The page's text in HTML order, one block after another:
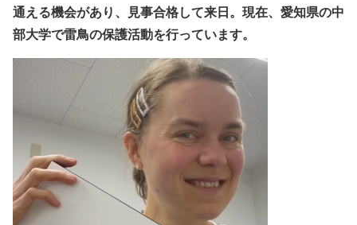
通える機会があり、見事合格して来日。現在、愛知県の中
部大学で雷鳥の保護活動を行っています。